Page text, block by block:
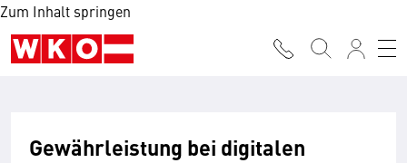
Zum Inhalt springen
Gewährleistung bei digitalen